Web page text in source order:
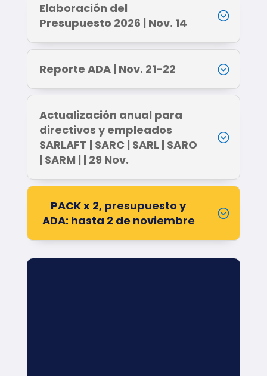
Elaboración del
Presupuesto 2026 | Nov. 14
Reporte ADA | Nov. 21-22
Actualización anual para
directivos y empleados
SARLAFT | SARC | SARL | SARO
| SARM | | 29 Nov.
PACK x 2, presupuesto y
ADA: hasta 2 de noviembre